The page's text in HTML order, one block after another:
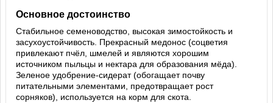
Основное достоинство
Стабильное семеноводство, высокая зимостойкость и
засухоустойчивость. Прекрасный медонос (соцветия
привлекают пчёл, шмелей и являются хорошим
источником пыльцы и нектара для образования мёда).
Зеленое удобрение-сидерат (обогащает почву
питательными элементами, предотвращает рост
сорняков), используется на корм для скота.